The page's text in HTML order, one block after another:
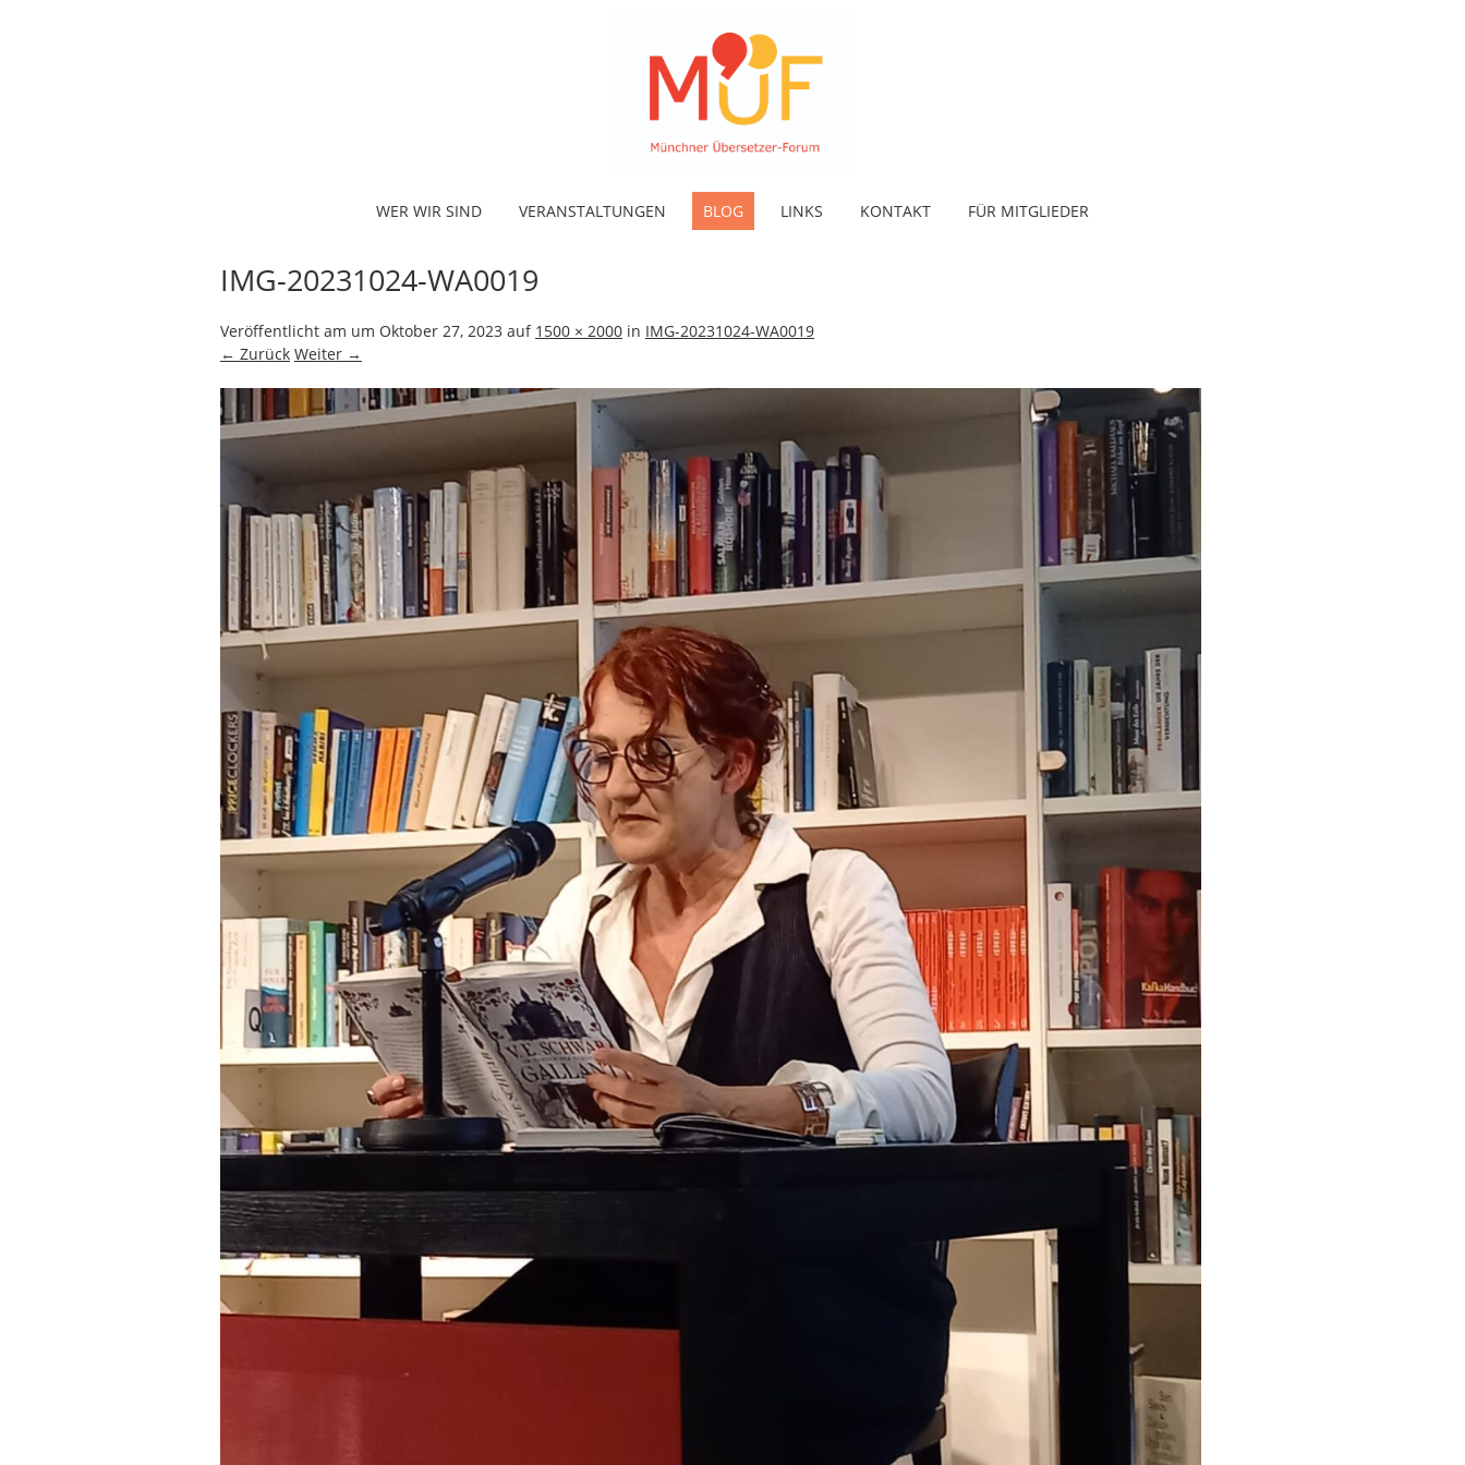
WER WIR SIND VERANSTALTUNGEN BLOG LINKS KONTAKT FÜR MITGLIEDER
IMG-20231024-WA0019
Veröffentlicht am um Oktober 27, 2023 auf 1500 × 2000 in IMG-20231024-WA0019
← Zurück Weiter →